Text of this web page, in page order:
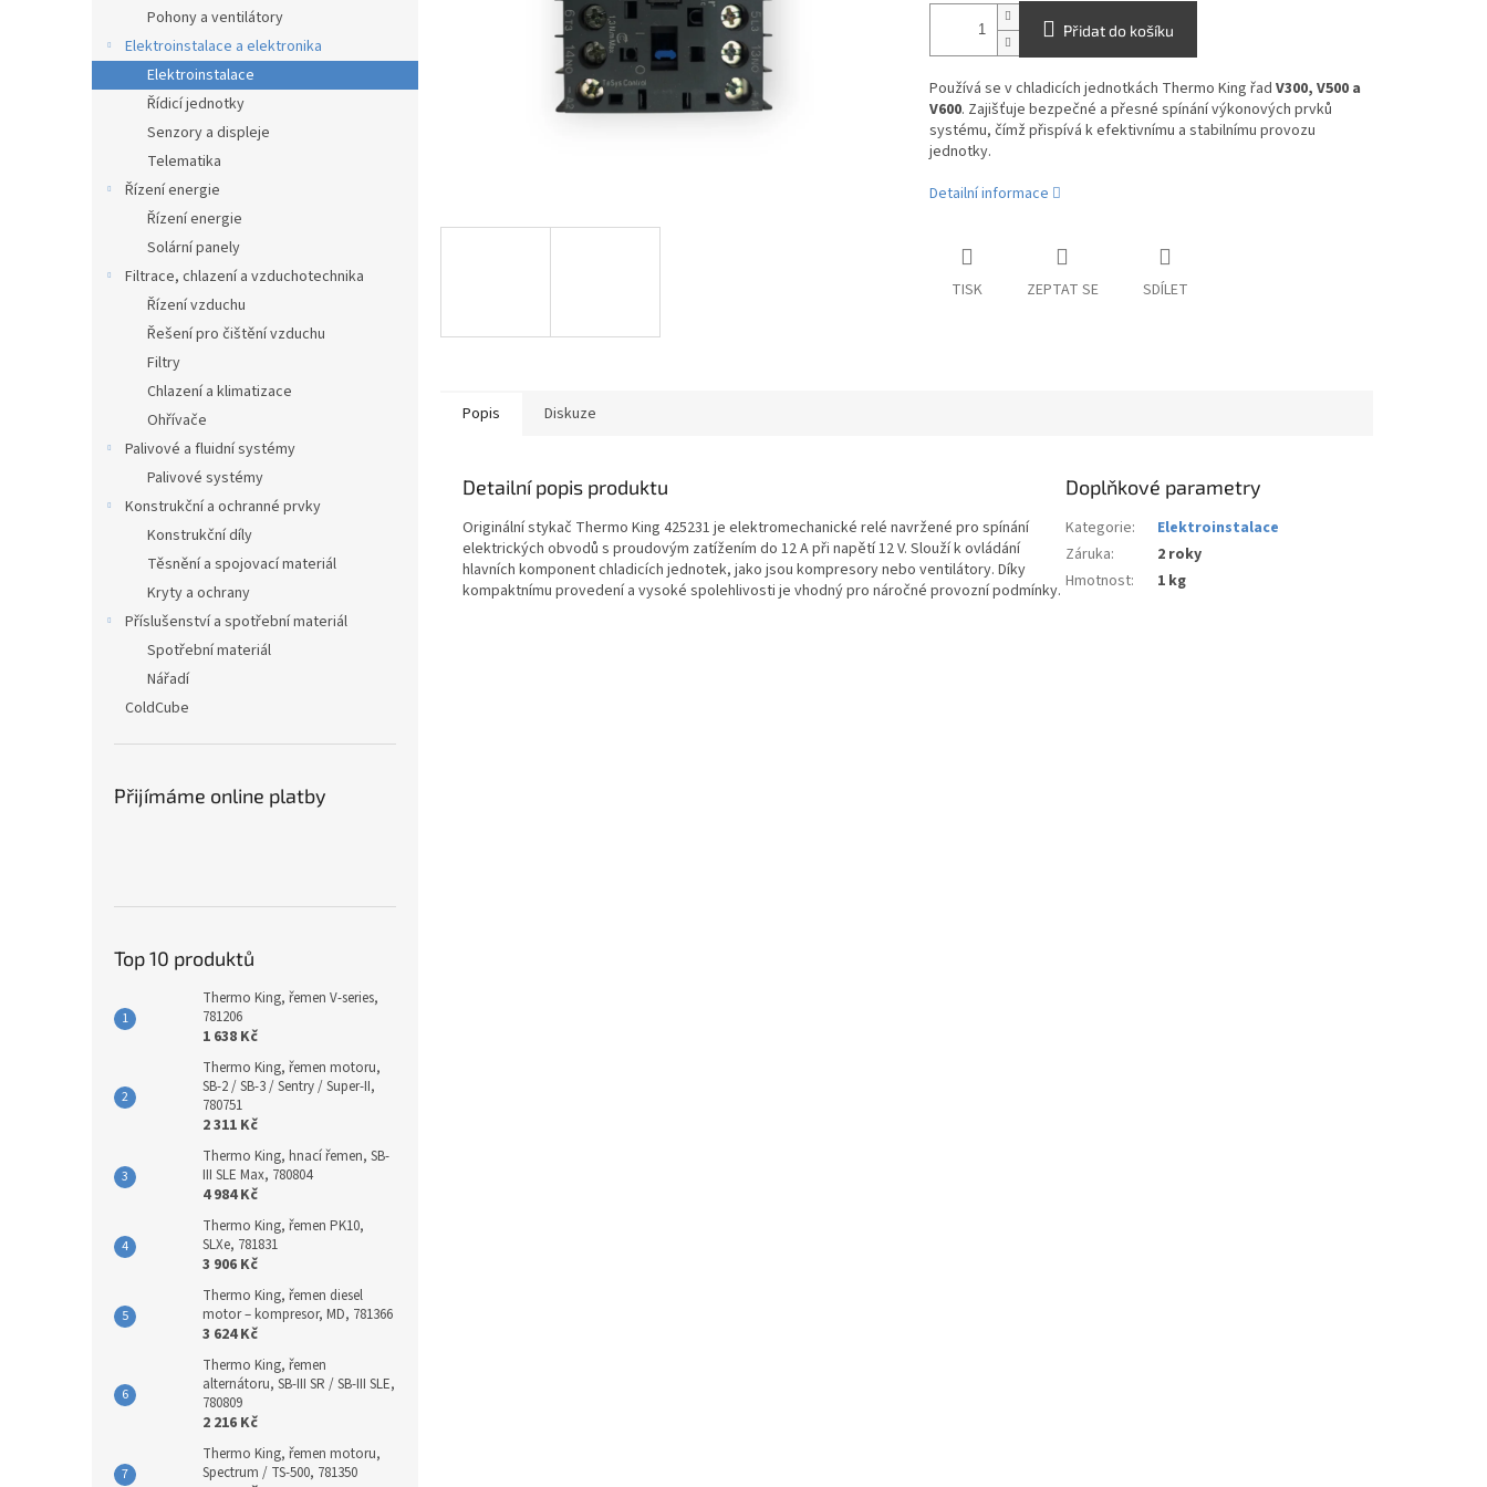
l
Pohony a ventilátory
Elektroinstalace a elektronika
Elektroinstalace
Řídicí jednotky
Senzory a displeje
Telematika
Řízení energie
Řízení energie
Solární panely
Filtrace, chlazení a vzduchotechnika
Řízení vzduchu
Řešení pro čištění vzduchu
Filtry
Chlazení a klimatizace
Ohřívače
Palivové a fluidní systémy
Palivové systémy
Konstrukční a ochranné prvky
Konstrukční díly
Těsnění a spojovací materiál
Kryty a ochrany
Příslušenství a spotřební materiál
Spotřební materiál
Nářadí
ColdCube
Přijímáme online platby
Top 10 produktů
Thermo King, řemen V-series,
781206
1 638 Kč
Thermo King, řemen motoru,
SB-2 / SB-3 / Sentry / Super-II,
780751
2 311 Kč
Thermo King, hnací řemen, SB-
III SLE Max, 780804
4 984 Kč
Thermo King, řemen PK10,
SLXe, 781831
3 906 Kč
Thermo King, řemen diesel
motor – kompresor, MD, 781366
3 624 Kč
Thermo King, řemen
alternátoru, SB-III SR / SB-III SLE,
780809
2 216 Kč
Thermo King, řemen motoru,
Spectrum / TS-500, 781350
Přidat do košíku
Používá se v chladicích jednotkách Thermo King řad V300, V500 a
V600. Zajišťuje bezpečné a přesné spínání výkonových prvků
systému, čímž přispívá k efektivnímu a stabilnímu provozu
jednotky.
Detailní informace
TISK ZEPTAT SE SDÍLET
Popis Diskuze
Detailní popis produktu
Originální stykač Thermo King 425231 je elektromechanické relé navržené pro spínání
elektrických obvodů s proudovým zatížením do 12 A při napětí 12 V. Slouží k ovládání
hlavních komponent chladicích jednotek, jako jsou kompresory nebo ventilátory. Díky
kompaktnímu provedení a vysoké spolehlivosti je vhodný pro náročné provozní podmínky.
Doplňkové parametry
Kategorie:
Elektroinstalace
Záruka:
2 roky
Hmotnost: 1 kg